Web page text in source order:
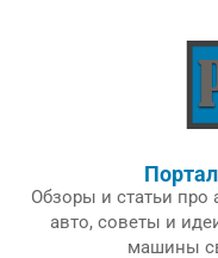
Обзоры и статьи
авто, советы и
машины